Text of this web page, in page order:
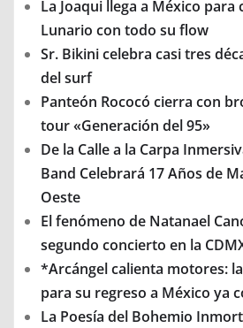
La Joaqui llega a México para
Lunario con todo su flow
Sr. Bikini celebra casi tres
del surf
Panteón Rococó cierra con
tour «Generación del 95»
De la Calle a la Carpa
Band Celebrará 17 Años de
Oeste
El fenómeno de Natanael
segundo concierto en la
*Arcángel calienta motores:
para su regreso a México ya
La Poesía del Bohemio